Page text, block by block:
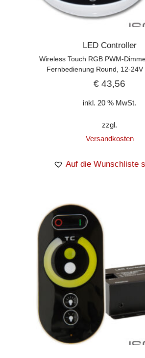
LED Controller
Wireless Touch RGB PWM-
Fernbedienung Round, 12-24V
€ 43,56
inkl. 20 % MwSt.
zzgl.
Versandkosten
Auf die Wunschliste